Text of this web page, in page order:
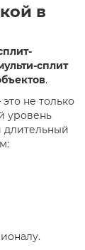
в
сплит
.
не только
уровень
длительный